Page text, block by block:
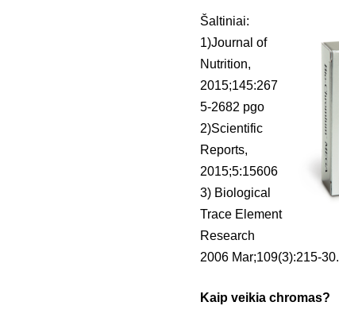
Šaltiniai:
1)Journal of
Nutrition,
2015;145:267
5-2682 pgo
2)Scientific
Reports,
2015;5:15606
3) Biological
Trace Element
Research
2006 Mar;109(3):215-30.
Kaip veikia chromas?